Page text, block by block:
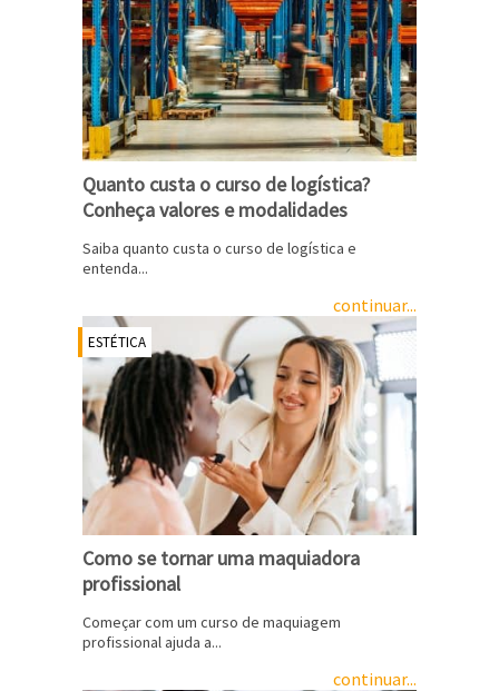
Quanto custa o curso de logística?
Conheça valores e modalidades
Saiba quanto custa o curso de logística e
entenda...
continuar...
ESTÉTICA
Como se tornar uma maquiadora
profissional
Começar com um curso de maquiagem
profissional ajuda a...
continuar...